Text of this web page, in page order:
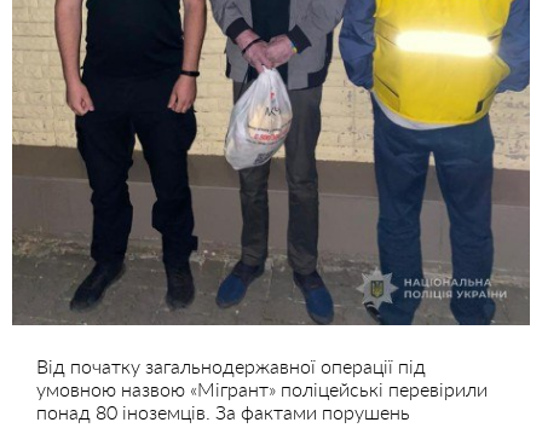
Від початку загальнодержавної операції під
умовною назвою «Мігрант» поліцейські перевірили
понад 80 іноземців. За фактами порушень